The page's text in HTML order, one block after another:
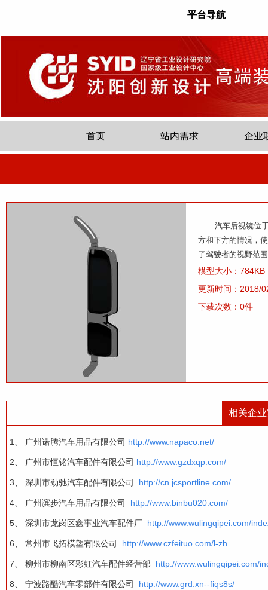
平台导航
首页 站内需求 企业
汽车后视镜位于
方和下方的情况，
了驾驶者的视野范
模型大小：784KB
更新时间：2018/
下载次数：0件
相关企
1、 广州诺腾汽车用品有限公司 http://www.napaco.net/
2、 广州市恒铭汽车配件有限公司 http://www.gzdxqp.com/
3、 深圳市劲驰汽车配件有限公司 http://cn.jcsportline.com/
4、 广州滨步汽车用品有限公司 http://www.binbu020.com/
5、 深圳市龙岗区鑫事业汽车配件厂 http://www.wulingqipei.com/
6、 常州市飞拓模塑有限公司 http://www.czfeituo.com/l-zh
7、 柳州市柳南区彩虹汽车配件经营部 http://www.wulingqipei.com/
8、 宁波路酷汽车零部件有限公司 http://www.grd.xn--fiqs8s/